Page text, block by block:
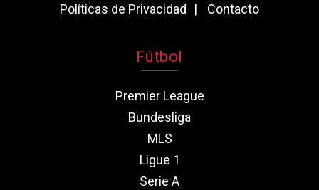
Políticas de Privacidad
Contacto
Fútbol
Premier League
Bundesliga
MLS
Ligue 1
Serie A